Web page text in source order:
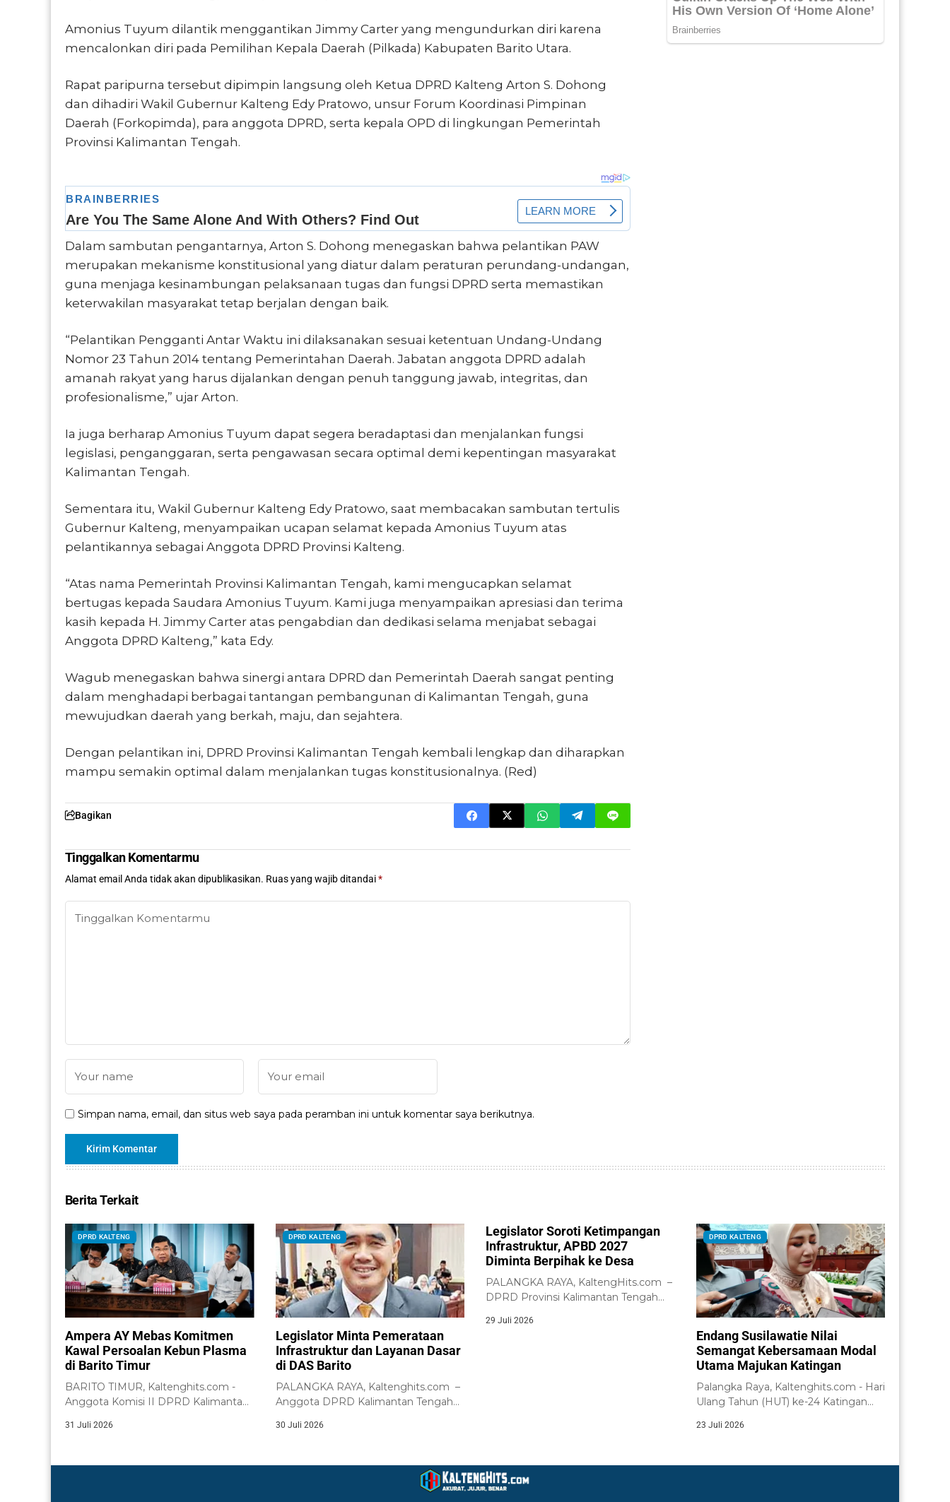
Amonius Tuyum dilantik menggantikan Jimmy Carter yang mengundurkan diri karena
mencalonkan diri pada Pemilihan Kepala Daerah (Pilkada) Kabupaten Barito Utara.
Rapat paripurna tersebut dipimpin langsung oleh Ketua DPRD Kalteng Arton S. Dohong
dan dihadiri Wakil Gubernur Kalteng Edy Pratowo, unsur Forum Koordinasi Pimpinan
Daerah (Forkopimda), para anggota DPRD, serta kepala OPD di lingkungan Pemerintah
Provinsi Kalimantan Tengah.
Dalam sambutan pengantarnya, Arton S. Dohong menegaskan bahwa pelantikan PAW
merupakan mekanisme konstitusional yang diatur dalam peraturan perundang-undangan,
guna menjaga kesinambungan pelaksanaan tugas dan fungsi DPRD serta memastikan
keterwakilan masyarakat tetap berjalan dengan baik.
“Pelantikan Pengganti Antar Waktu ini dilaksanakan sesuai ketentuan Undang-Undang
Nomor 23 Tahun 2014 tentang Pemerintahan Daerah. Jabatan anggota DPRD adalah
amanah rakyat yang harus dijalankan dengan penuh tanggung jawab, integritas, dan
profesionalisme,” ujar Arton.
Ia juga berharap Amonius Tuyum dapat segera beradaptasi dan menjalankan fungsi
legislasi, penganggaran, serta pengawasan secara optimal demi kepentingan masyarakat
Kalimantan Tengah.
Sementara itu, Wakil Gubernur Kalteng Edy Pratowo, saat membacakan sambutan tertulis
Gubernur Kalteng, menyampaikan ucapan selamat kepada Amonius Tuyum atas
pelantikannya sebagai Anggota DPRD Provinsi Kalteng.
“Atas nama Pemerintah Provinsi Kalimantan Tengah, kami mengucapkan selamat
bertugas kepada Saudara Amonius Tuyum. Kami juga menyampaikan apresiasi dan terima
kasih kepada H. Jimmy Carter atas pengabdian dan dedikasi selama menjabat sebagai
Anggota DPRD Kalteng,” kata Edy.
Wagub menegaskan bahwa sinergi antara DPRD dan Pemerintah Daerah sangat penting
dalam menghadapi berbagai tantangan pembangunan di Kalimantan Tengah, guna
mewujudkan daerah yang berkah, maju, dan sejahtera.
Dengan pelantikan ini, DPRD Provinsi Kalimantan Tengah kembali lengkap dan diharapkan
mampu semakin optimal dalam menjalankan tugas konstitusionalnya. (Red)
Bagikan
Tinggalkan Komentarmu
Alamat email Anda tidak akan dipublikasikan. Ruas yang wajib ditandai*
Simpan nama, email, dan situs web saya pada peramban ini untuk komentar saya berikutnya.
Berita Terkait
DPRD KALTENG
Ampera AY Mebas Komitmen
Kawal Persoalan Kebun Plasma
di Barito Timur
BARITO TIMUR, Kaltenghits.com -
Anggota Komisi II DPRD Kalimantan
31 Juli 2026
DPRD KALTENG
Legislator Minta Pemerataan
Infrastruktur dan Layanan Dasar
di DAS Barito
PALANGKA RAYA, Kaltenghits.com –
Anggota DPRD Kalimantan Tengah
30 Juli 2026
Legislator Soroti Ketimpangan
Infrastruktur, APBD 2027
Diminta Berpihak ke Desa
PALANGKA RAYA, KaltengHits.com –
DPRD Provinsi Kalimantan Tengah
Kalimantan...
29 Juli 2026
DPRD KALTENG
Endang Susilawatie Nilai
Semangat Kebersamaan Modal
Utama Majukan Katingan
Palangka Raya, Kaltenghits.com - Hari
Ulang Tahun (HUT) ke-24 Katingan
23 Juli 2026